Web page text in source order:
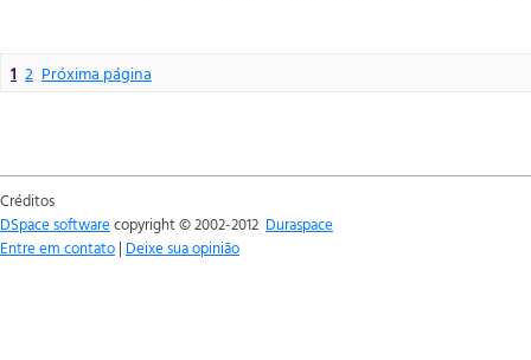
1 2 Próxima página
Créditos
DSpace softwarecopyright © 2002-2012 Duraspace
Entre em contato | Deixe sua opinião